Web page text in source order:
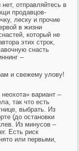
отправляйтесь в
продавцов-
леску и прочие
в жизни
который не
этих строк,
снасть
–
и свежему улову!
вариант –
так что есть
выбрать. Из
(до остановки
Из минусов –
Есть риск
или первыми,